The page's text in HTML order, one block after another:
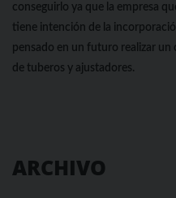
conseguirlo ya que la empresa
tiene intención de la
pensado en un futuro realizar un
de tuberos y ajustadores.
ARCHIVO